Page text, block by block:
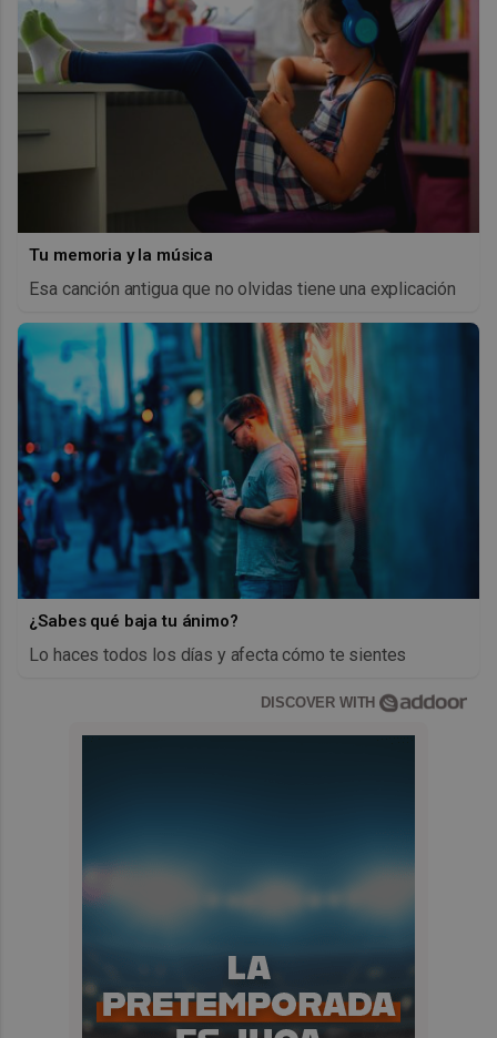
Tu memoria y la música
Esa canción antigua que no olvidas tiene una explicación
¿Sabes qué baja tu ánimo?
Lo haces todos los días y afecta cómo te sientes
DISCOVER WITH